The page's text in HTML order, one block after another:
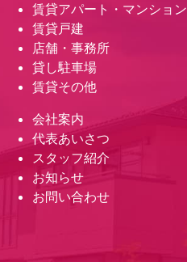
賃貸アパート・マンション
賃貸戸建
店舗・事務所
貸し駐車場
賃貸その他
会社案内
代表あいさつ
スタッフ紹介
お知らせ
お問い合わせ